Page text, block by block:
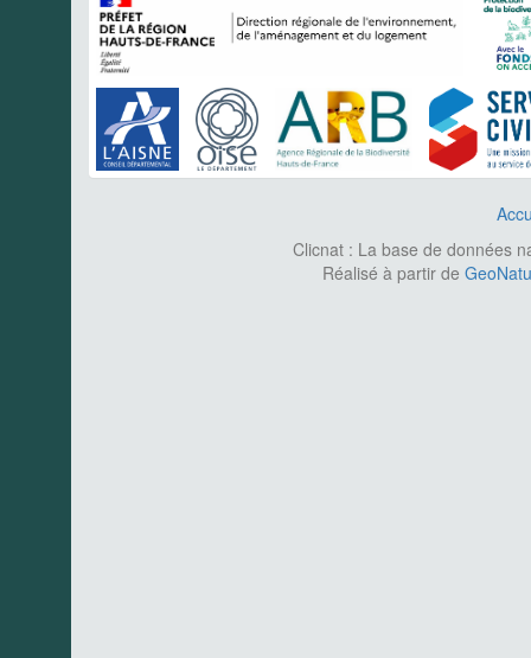
Clicnat : La base de données
Réalisé à partir de